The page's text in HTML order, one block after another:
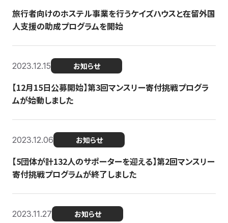
旅行者向けのホステル事業を行うケイズハウスと在留外国
人支援の助成プログラムを開始
2023.12.15 お知らせ
【12月15日公募開始】第3回マンスリー寄付挑戦プログラ
ムが始動しました
2023.12.06 お知らせ
【5団体が計132人のサポーターを迎える】第2回マンスリー
寄付挑戦プログラムが終了しました
2023.11.27 お知らせ